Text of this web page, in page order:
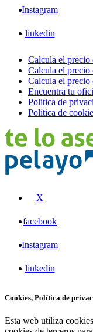
Instagram
linkedin
Calcula el precio
Calcula el precio
Calcula el precio
Encuentra tu
Politica de
Política de
X
facebook
Instagram
linkedin
Cookies, Política de
Esta web utiliza